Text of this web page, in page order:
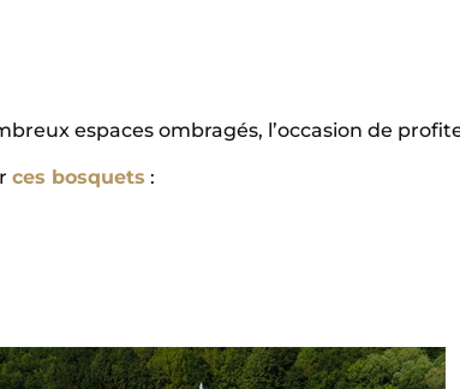
espaces ombragés, l’occasion de
ces bosquets :